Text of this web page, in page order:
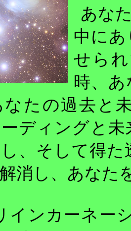
あな
中に
せら
時、
なたの過去と
ディングと
、そして得
消し、あなた
インカーネー